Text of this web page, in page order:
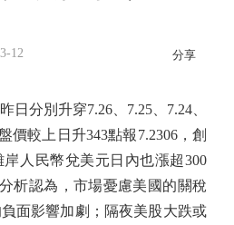
12 分享
分別升穿7.26、7.25、7.24、
價較上日升343點報7.2306，創
人民幣兌美元日內也漲超300
析認為，市場憂慮美國的關稅
面影響加劇；隔夜美股大跌或